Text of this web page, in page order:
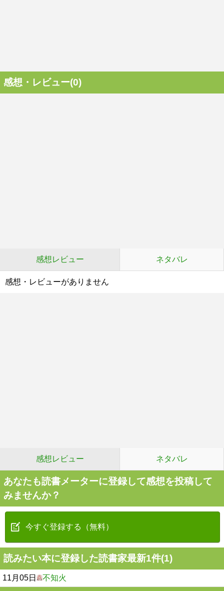
感想・レビュー(0)
感想レビュー ネタバレ
感想・レビューがありません
感想レビュー ネタバレ
あなたも読書メーターに登録して感想を投稿して
みませんか？
今すぐ登録する（無料）
読みたい本に登録した読書家最新1件(1)
11月05日 不知火